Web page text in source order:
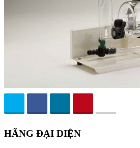
HÃNG ĐẠI DIỆN